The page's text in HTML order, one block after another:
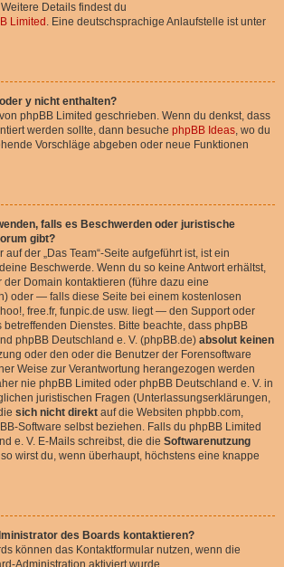
Details findest du
Limited . Eine deutschsprachige Anlaufstelle ist unter
y nicht enthalten?
phpBB Limited geschrieben. Wenn du denkst, dass
werden sollte, dann besuche phpBB Ideas, wo du
Vorschläge abgeben oder neue Funktionen
falls es Beschwerden oder juristische
gibt?
auf der „Das Team“-Seite aufgeführt ist, ist ein
Beschwerde. Wenn du so keine Antwort erhältst,
der Domain kontaktieren (führe dazu eine
oder — falls diese Seite bei einem kostenlosen
free.fr, funpic.de usw. liegt — den Support oder
betreffenden Dienstes. Bitte beachte, dass phpBB
phpBB Deutschland e. V. (phpBB.de) absolut keinen
oder den oder die Benutzer der Forensoftware
Weise zur Verantwortung herangezogen werden
nie phpBB Limited oder phpBB Deutschland e. V. in
juristischen Fragen (Unterlassungserklärungen,
sich nicht direkt auf die Websiten phpbb.com,
Software selbst beziehen. Falls du phpBB Limited
e. V. E-Mails schreibst, die die Softwarenutzung
wirst du, wenn überhaupt, höchstens eine knappe
des Boards kontaktieren?
können das Kontaktformular nutzen, wenn die
Administration aktiviert wurde.